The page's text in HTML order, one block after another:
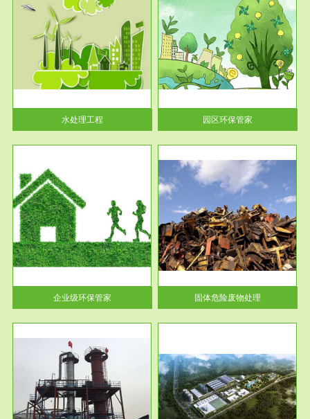
水处理工程
服务范围
园区环保管家
2016 年 4 月，环保部下发《关
于积极发挥环境保护作用促进供
给侧结...
园区环保管家
企业级环保管家
服务范围
固体危险废物处理
固体废物解释：固体废物是指人
们在生产建设、日常生活和其他
活动中...
固体危险废物处理
服务范围
市政固废处理